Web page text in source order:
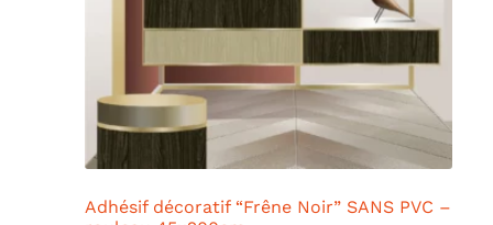
Adhésif décoratif “Frêne Noir” SANS PVC –